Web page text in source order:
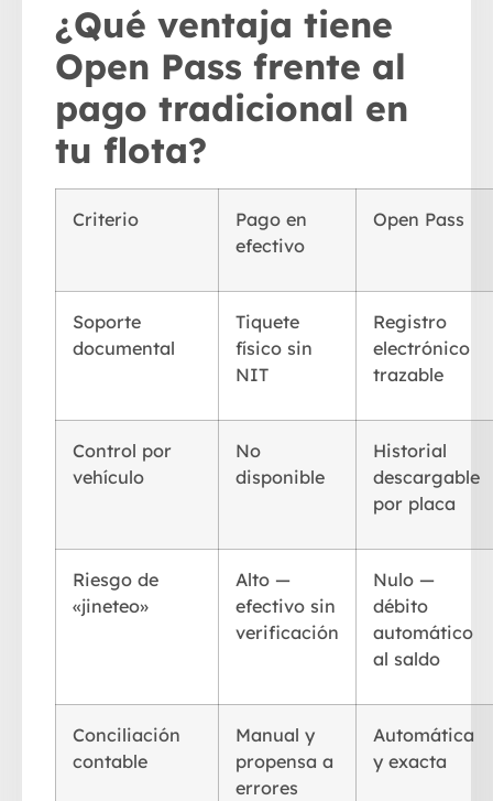
¿Qué ventaja tiene
Open Pass frente al
pago tradicional en
tu flota?
Criterio
Pago en
efectivo
Open Pass
Soporte
documental
Tiquete
físico sin
NIT
Registro
electrónico
trazable
Control por
vehículo
No
disponible
Historial
descargable
por placa
Riesgo de
«jineteo»
Alto —
efectivo sin
verificación
Nulo —
débito
automático
al saldo
Conciliación
contable
Manual y
propensa a
errores
Automática
y exacta